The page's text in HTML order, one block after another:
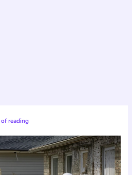
reading